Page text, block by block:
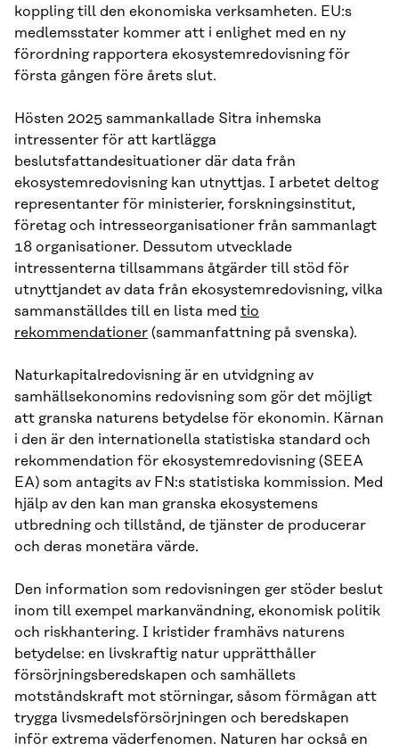
koppling till den ekonomiska verksamheten. EU:s
medlemsstater kommer att i enlighet med en ny
förordning rapportera ekosystemredovisning för
första gången före årets slut.
Hösten 2025 sammankallade Sitra inhemska
intressenter för att kartlägga
beslutsfattandesituationer där data från
ekosystemredovisning kan utnyttjas. I arbetet deltog
representanter för ministerier, forskningsinstitut,
företag och intresseorganisationer från sammanlagt
18 organisationer. Dessutom utvecklade
intressenterna tillsammans åtgärder till stöd för
utnyttjandet av data från ekosystemredovisning, vilka
sammanställdes till en lista med tio
rekommendationer (sammanfattning på svenska).
Naturkapitalredovisning är en utvidgning av
samhällsekonomins redovisning som gör det möjligt
att granska naturens betydelse för ekonomin. Kärnan
i den är den internationella statistiska standard och
rekommendation för ekosystemredovisning (SEEA
EA) som antagits av FN:s statistiska kommission. Med
hjälp av den kan man granska ekosystemens
utbredning och tillstånd, de tjänster de producerar
och deras monetära värde.
Den information som redovisningen ger stöder beslut
inom till exempel markanvändning, ekonomisk politik
och riskhantering. I kristider framhävs naturens
betydelse: en livskraftig natur upprätthåller
försörjningsberedskapen och samhällets
motståndskraft mot störningar, såsom förmågan att
trygga livsmedelsförsörjningen och beredskapen
inför extrema väderfenomen. Naturen har också en